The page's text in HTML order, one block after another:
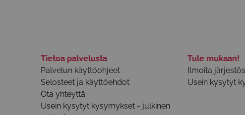
Tietoa palvelusta
Palvelun käyttöohjeet
Selosteet ja käyttöehdot
Ota yhteyttä
Usein kysytyt kysymykset - julkinen
Tule mukaan!
Ilmoita
Usein kysytyt